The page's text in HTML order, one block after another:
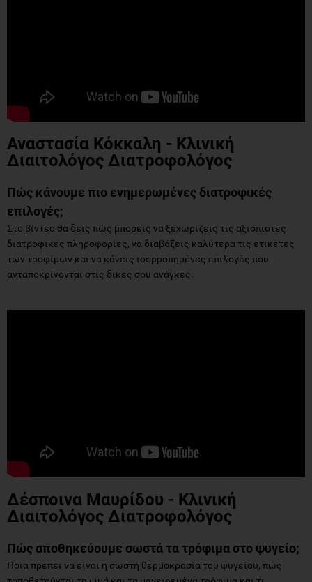
Αναστασία Κόκκαλη - Κλινική
Διαιτολόγος Διατροφολόγος
Πώς κάνουμε πιο ενημερωμένες διατροφικές
επιλογές;
Στο βίντεο θα δεις πώς μπορείς να ξεχωρίζεις τις αξιόπιστες
διατροφικές πληροφορίες, να διαβάζεις καλύτερα τις ετικέτες
των τροφίμων και να κάνεις ισορροπημένες επιλογές που
ανταποκρίνονται στις δικές σου ανάγκες.
Δέσποινα Μαυρίδου - Κλινική
Διαιτολόγος Διατροφολόγος
Πώς αποθηκεύουμε σωστά τα τρόφιμα στο ψυγείο;
Ποια πρέπει να είναι η σωστή θερμοκρασία του ψυγείου, πώς